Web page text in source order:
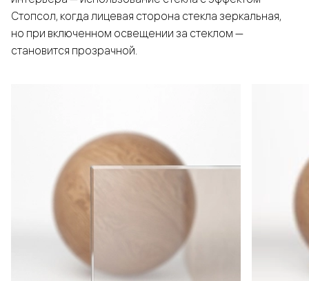
Стопсол, когда лицевая сторона стекла зеркальная,
но при включенном освещении за стеклом —
становится прозрачной.